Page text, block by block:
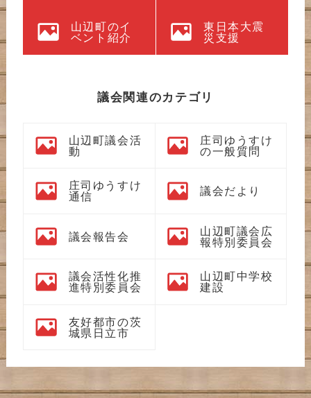
山辺町のイ
ベント紹介
東日本大震
災支援
議会関連のカテゴリ
山辺町議会活
動
庄司ゆうすけ
の一般質問
庄司ゆうすけ
通信
議会だより
議会報告会
山辺町議会広
報特別委員会
議会活性化推
進特別委員会
山辺町中学校
建設
友好都市の茨
城県日立市